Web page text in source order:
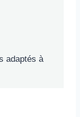
adaptés à